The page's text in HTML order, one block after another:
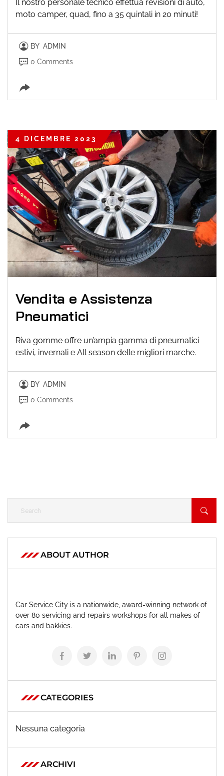
Il nostro personale tecnico effettua revisioni di auto,
moto camper, quad, fino a 35 quintali in 20 minuti!
BY ADMIN
0 Comments
4 DICEMBRE 2023
Vendita e Assistenza
Pneumatici
Riva gomme offre un’ampia gamma di pneumatici
estivi, invernali e All season delle migliori marche.
BY ADMIN
0 Comments
ABOUT AUTHOR
Car Service City is a nationwide, award-winning network of
over 80 servicing and repairs workshops for all makes of
cars and bakkies.
CATEGORIES
Nessuna categoria
ARCHIVI